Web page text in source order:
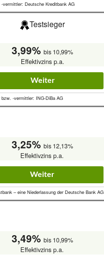
Deutsche Kreditbank AG
Testsieger
3,99% bis 10,99%
Effektivzins p.a.
Weiter
-vermittler: ING-DiBa AG
3,25% bis 12,13%
Effektivzins p.a.
Weiter
– eine Niederlassung der Deutsche Bank AG
3,49% bis 10,99%
Effektivzins p.a.